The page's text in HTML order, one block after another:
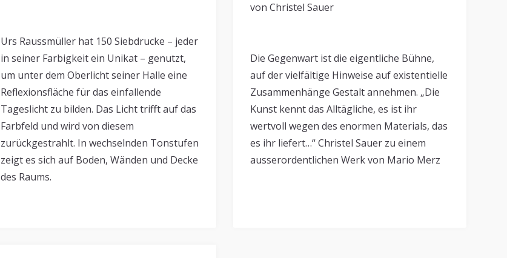
Urs Raussmüller hat 150 Siebdrucke – jeder
in seiner Farbigkeit ein Unikat – genutzt,
um unter dem Oberlicht seiner Halle eine
Reflexionsfläche für das einfallende
Tageslicht zu bilden. Das Licht trifft auf das
Farbfeld und wird von diesem
zurückgestrahlt. In wechselnden Tonstufen
zeigt es sich auf Boden, Wänden und Decke
des Raums.
von Christel Sauer
Die Gegenwart ist die eigentliche Bühne,
auf der vielfältige Hinweise auf existentielle
Zusammenhänge Gestalt annehmen. „Die
Kunst kennt das Alltägliche, es ist ihr
wertvoll wegen des enormen Materials, das
es ihr liefert…“ Christel Sauer zu einem
ausserordentlichen Werk von Mario Merz